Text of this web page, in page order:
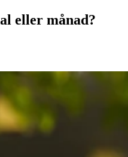
eller månad?